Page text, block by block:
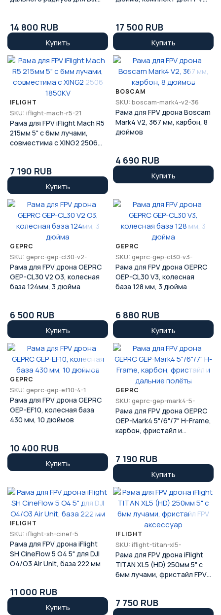
14 800 RUB
Купить
17 500 RUB
Купить
IFLIGHT
SKU: iflight-mach-r5-21
Рама для FPV iFlight Mach R5
215мм 5" с 6мм лучами,
совместима с XING2 2506
7 190 RUB
Купить
BOSCAM
SKU: boscam-mark4-v2-36
Рама для FPV дрона Boscam
Mark4 V2, 367 мм, карбон, 8
дюймов
4 690 RUB
Купить
GEPRC
SKU: geprc-gep-cl30-v2-
Рама для FPV дрона GEPRC
GEP-CL30 V2 O3, колесная
база 124мм, 3 дюйма
6 500 RUB
Купить
GEPRC
SKU: geprc-gep-cl30-v3-
Рама для FPV дрона GEPRC
GEP-CL30 V3, колесная
база 128 мм, 3 дюйма
6 880 RUB
Купить
GEPRC
SKU: geprc-gep-ef10-4-1
Рама для FPV дрона GEPRC
GEP-EF10, колесная база
430 мм, 10 дюймов
10 400 RUB
Купить
GEPRC
SKU: geprc-gep-mark4-5-
Рама для FPV дрона GEPRC
GEP-Mark4 5"/6"/7" H-Frame,
карбон, фристайл и
7 190 RUB
Купить
IFLIGHT
SKU: iflight-sh-cinef-5
Рама для FPV дрона iFlight
SH CineFlow 5 O4 5" для DJI
O4/O3 Air Unit, база 222 мм
11 000 RUB
Купить
IFLIGHT
SKU: iflight-titan-xl5-
Рама для FPV дрона iFlight
TITAN XL5 (HD) 250мм 5" с
6мм лучами, фристайл FPV
7 750 RUB